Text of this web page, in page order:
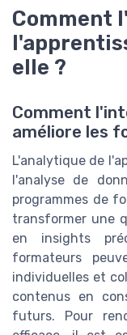
Comment
elle ?
Comment
améliore les
L'analytique de
l'analyse de
programmes de
transformer une
en insights
formateurs
individuelles et
contenus en
futurs. Pour